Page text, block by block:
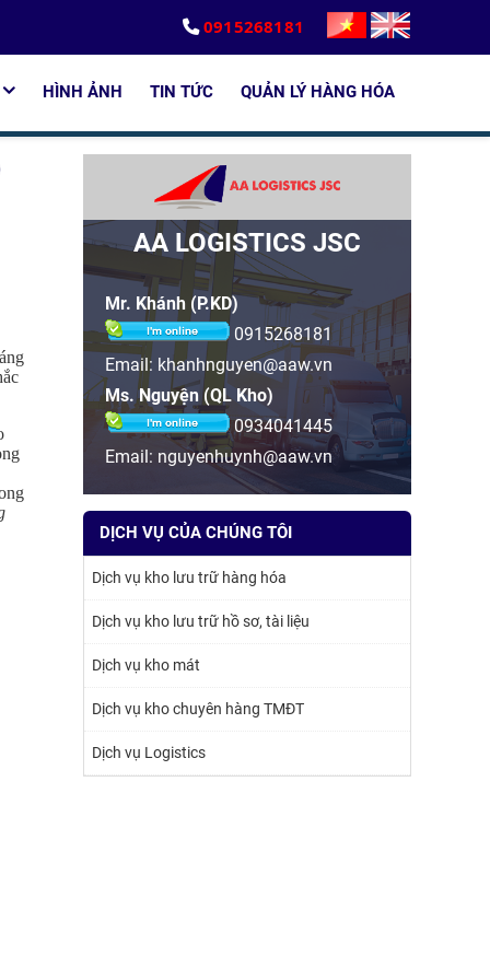
0915268181
HÌNH ẢNH TIN TỨC QUẢN LÝ HÀNG HÓA
AA LOGISTICS JSC
Mr. Khánh (P.KD)
0915268181
Email: khanhnguyen@aaw.vn
Ms. Nguyện (QL Kho)
0934041445
Email: nguyenhuynh@aaw.vn
DỊCH VỤ CỦA CHÚNG TÔI
Dịch vụ kho lưu trữ hàng hóa
Dịch vụ kho lưu trữ hồ sơ, tài liệu
Dịch vụ kho mát
Dịch vụ kho chuyên hàng TMĐT
Dịch vụ Logistics